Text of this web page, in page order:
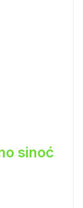
sinoć